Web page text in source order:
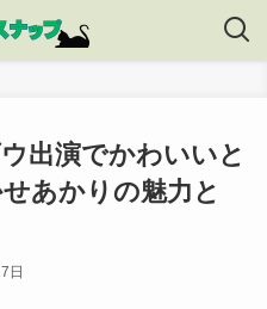
ウ出演でかわいいと
あかりの魅力と
日